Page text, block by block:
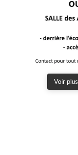
Voir plus